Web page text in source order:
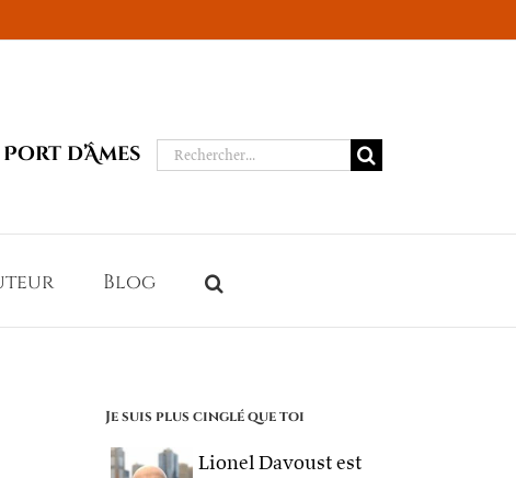
d’Âmes Rechercher:
Blog
Je suis plus cinglé que toi
Lionel Davoust est